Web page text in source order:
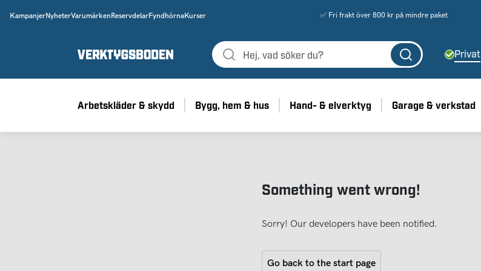
KampanjerNyheterVarumärken ReservdelarFyndhörnaKurser ✅ Fri frakt över 800 kr på mindre paket
Privat
Arbetskläder & skydd Bygg, hem & hus Hand- & elverktyg Garage & verkstad
Something went wrong!
Sorry! Our developers have been notified.
Go back to the start page